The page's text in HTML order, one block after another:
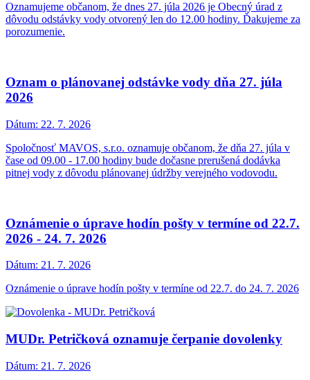
Oznamujeme občanom, že dnes 27. júla 2026 je Obecný úrad z
dôvodu odstávky vody otvorený len do 12.00 hodiny. Ďakujeme za
porozumenie.
Oznam o plánovanej odstávke vody dňa 27. júla
2026
Dátum: 22. 7. 2026
Spoločnosť MAVOS, s.r.o. oznamuje občanom, že dňa 27. júla v
čase od 09.00 - 17.00 hodiny bude dočasne prerušená dodávka
pitnej vody z dôvodu plánovanej údržby verejného vodovodu.
Oznámenie o úprave hodín pošty v termíne od 22.7.
2026 - 24. 7. 2026
Dátum: 21. 7. 2026
Oznámenie o úprave hodín pošty v termíne od 22.7. do 24. 7. 2026
MUDr. Petričková oznamuje čerpanie dovolenky
Dátum: 21. 7. 2026